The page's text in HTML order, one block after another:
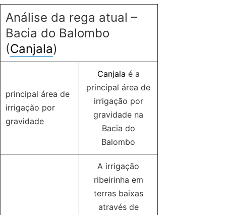
Análise da rega atual –
Bacia do Balombo
(Canjala)
principal área de
irrigação por
gravidade
Canjala é a
principal área de
irrigação por
gravidade na
Bacia do
Balombo
A irrigação
ribeirinha em
terras baixas
através de